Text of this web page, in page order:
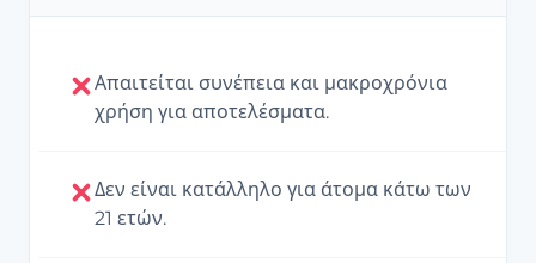
Απαιτείται συνέπεια και μακροχρόνια
χρήση για αποτελέσματα.
Δεν είναι κατάλληλο για άτομα κάτω των
21 ετών.